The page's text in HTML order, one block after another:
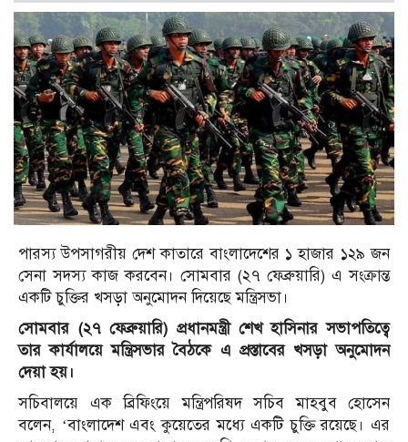
পারস্য উপসাগরীয় দেশ কাতারে বাংলাদেশের ১ হাজার ১২৯ জন
সেনা সদস্য কাজ করবেন। সোমবার (২৭ ফেব্রুয়ারি) এ সংক্রান্ত
একটি চুক্তির খসড়া অনুমোদন দিয়েছে মন্ত্রিসভা।
সোমবার (২৭ ফেব্রুয়ারি) প্রধানমন্ত্রী শেখ হাসিনার সভাপতিত্বে
তার কার্যালয়ে মন্ত্রিসভার বৈঠকে এ প্রস্তাবের খসড়া অনুমোদন
দেয়া হয়।
সচিবালয়ে এক ব্রিফিংয়ে মন্ত্রিপরিষদ সচিব মাহবুব হোসেন
বলেন, ‘বাংলাদেশ এবং কুয়েতের মধ্যে একটি চুক্তি রয়েছে। এর